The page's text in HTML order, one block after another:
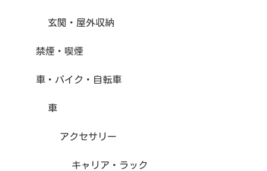
玄関・屋外収納
禁煙・喫煙
車・バイク・自転車
車
アクセサリー
キャリア・ラック